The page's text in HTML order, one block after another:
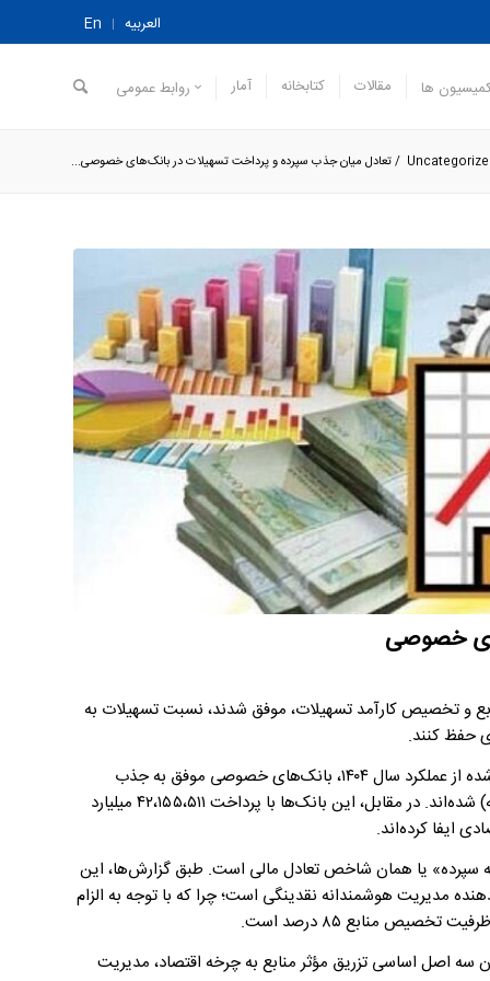
العربیه En
ها مقالات کتابخانه آمار روابط عمومی
/تعادل میان جذب سپرده و پرداخت تسهیلات در بانک‌های خصوصی...
خصوصی
توانمندی در تجهیز منابع و تخصیص کارآمد تسهیلات، موفق شدند، نسبت تسهیلات به
حفظ کنند.
به گزارش روابط عمومی کانون بانک‌های خصوصی، بر اساس داده‌های منتشر شده از عملکرد سال ۱۴۰۴، بانک‌های خصوصی موفق به جذب
۵۹،۴۰۹،۶۰۷ میلیارد ریال انواع سپرده (اعم از سپرده‌های اشخاص و قرض‌الحسنه) شده‌اند. در مقابل، این بانک‌ها با پرداخت ۴۲،۱۵۵،۵۱۱ میلیارد
ایفا کرده‌اند.
سپرده» یا همان شاخص تعادل مالی است. طبق گزارش‌ها، این
این رقم نشان‌دهنده مدیریت هوشمندانه نقدینگی است؛ چرا که با توجه به الزام
درصد)، گواهی بر رعایت هم‌زمان سه اصل اساسی تزریق مؤثر منابع به چرخه اقتصاد، مدیریت